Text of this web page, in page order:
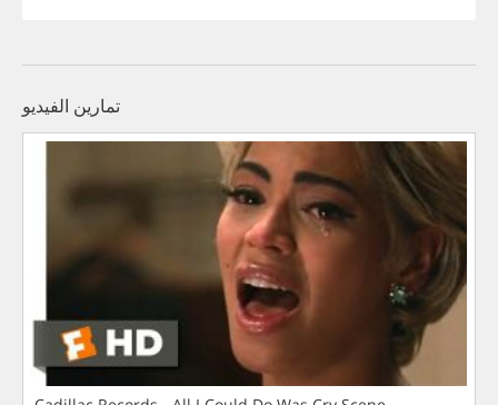
تمارين الفيديو